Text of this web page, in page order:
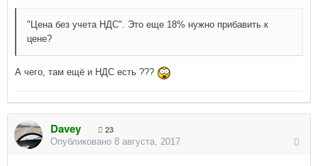
"Цена без учета НДС". Это еще 18% нужно прибавить к
цене?
А чего, там ещё и НДС есть ???
Davey
23
Опубликовано 8 августа, 2017